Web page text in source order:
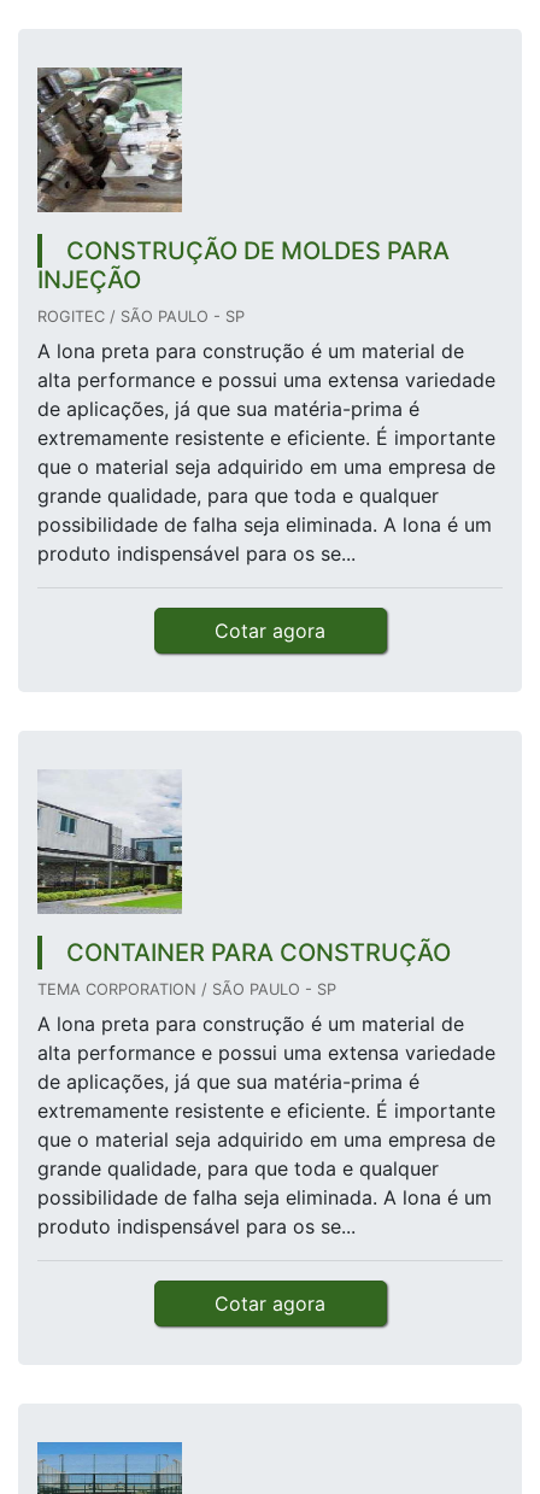
CONSTRUÇÃO DE MOLDES PARA
INJEÇÃO
ROGITEC / SÃO PAULO - SP
A lona preta para construção é um material de
alta performance e possui uma extensa variedade
de aplicações, já que sua matéria-prima é
extremamente resistente e eficiente. É importante
que o material seja adquirido em uma empresa de
grande qualidade, para que toda e qualquer
possibilidade de falha seja eliminada. A lona é um
produto indispensável para os se...
Cotar agora
CONTAINER PARA CONSTRUÇÃO
TEMA CORPORATION / SÃO PAULO - SP
A lona preta para construção é um material de
alta performance e possui uma extensa variedade
de aplicações, já que sua matéria-prima é
extremamente resistente e eficiente. É importante
que o material seja adquirido em uma empresa de
grande qualidade, para que toda e qualquer
possibilidade de falha seja eliminada. A lona é um
produto indispensável para os se...
Cotar agora